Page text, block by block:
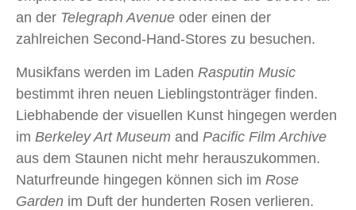
an der Telegraph Avenue oder einen der
zahlreichen Second-Hand-Stores zu besuchen.
Musikfans werden im Laden Rasputin Music
bestimmt ihren neuen Lieblingstonträger finden.
Liebhabende der visuellen Kunst hingegen werden
im Berkeley Art Museum and Pacific Film Archive
aus dem Staunen nicht mehr herauszukommen.
Naturfreunde hingegen können sich im Rose
Garden im Duft der hunderten Rosen verlieren.